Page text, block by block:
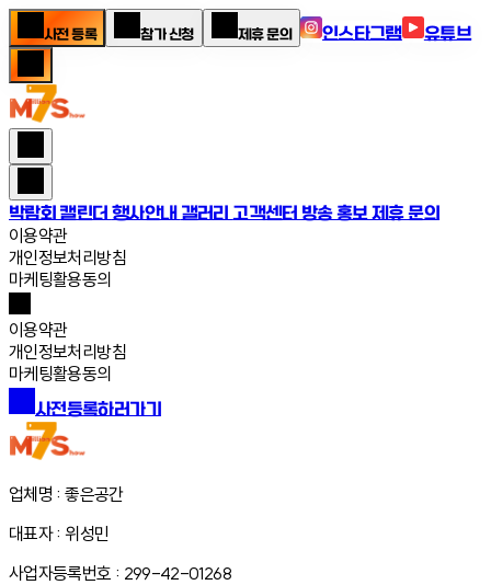
사전 등록 참가 신청 제휴 문의 인스타그램 유튜브
박람회 캘린더행사안내갤러리고객센터방송 홍보 제휴 문의
이용약관
개인정보처리방침
마케팅활용동의
이용약관
개인정보처리방침
마케팅활용동의
사전등록하러가기
업체명 : 좋은공간
대표자 : 위성민
사업자등록번호 : 299-42-01268